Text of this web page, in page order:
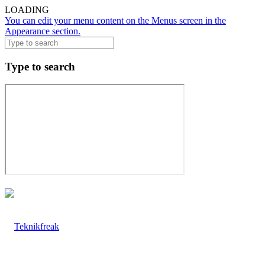
LOADING
You can edit your menu content on the Menus screen in the
Appearance section.
Type to search